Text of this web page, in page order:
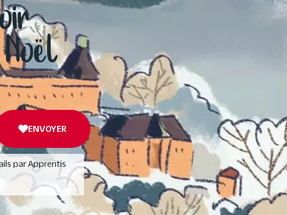
par Apprentis
ENVOYER